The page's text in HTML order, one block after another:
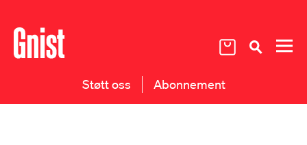
Støtt oss Abonnement